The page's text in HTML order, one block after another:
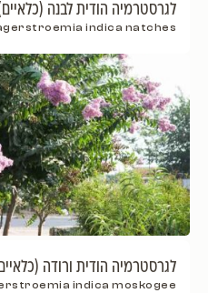
לגרסטרמיה הודית לבנה
indica natches
לגרסטרמיה הודית ורודה
indica moskogee